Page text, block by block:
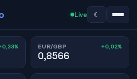
Live ☾
EUR/GBP +0,02%
0,8566